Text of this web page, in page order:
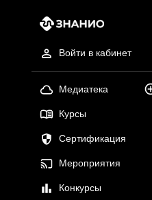
Войти в кабинет
Медиатека
Курсы
Сертификация
Мероприятия
Конкурсы